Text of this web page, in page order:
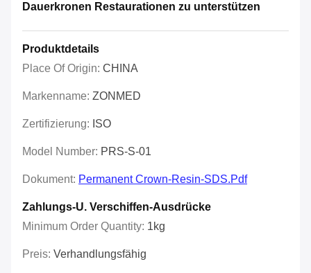
Dauerkronen Restaurationen zu unterstützen
Produktdetails
Place Of Origin: CHINA
Markenname: ZONMED
Zertifizierung: ISO
Model Number: PRS-S-01
Dokument: Permanent Crown-Resin-SDS.pdf
Zahlungs-U. Verschiffen-Ausdrücke
Minimum Order Quantity: 1kg
Preis: Verhandlungsfähig